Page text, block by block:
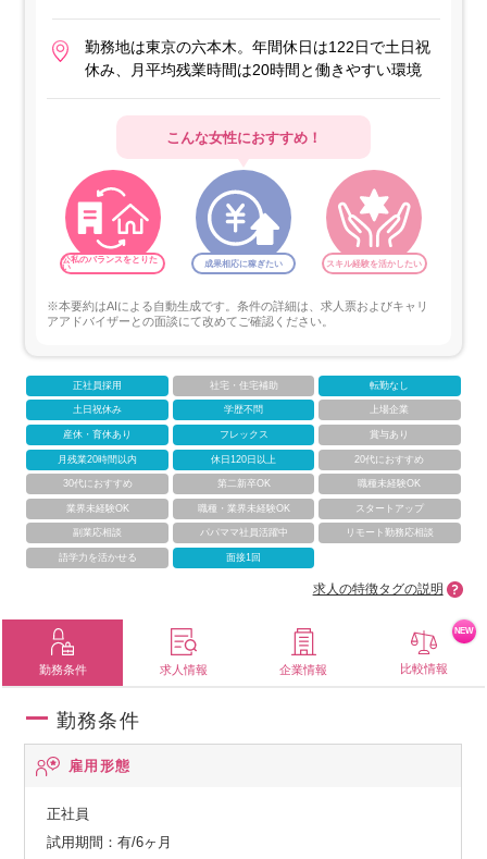
勤務地は東京の六本木。年間休日は122日で土日祝
休み、月平均残業時間は20時間と働きやすい環境
こんな女性におすすめ！
公私のバランスをとりた
い 成果相応に稼ぎたい スキル経験を活かしたい
※本要約はAIによる自動生成です。条件の詳細は、求人票およびキャリ
アアドバイザーとの面談にて改めてご確認ください。
正社員採用 社宅・住宅補助 転勤なし
土日祝休み 学歴不問 上場企業
産休・育休あり フレックス 賞与あり
月残業20時間以内 休日120日以上 20代におすすめ
30代におすすめ 第二新卒OK 職種未経験OK
業界未経験OK 職種・業界未経験OK スタートアップ
副業応相談 パパママ社員活躍中 リモート勤務応相談
語学力を活かせる 面接1回
求人の特徴タグの説明
勤務条件 求人情報 企業情報 比較情報
NEW
勤務条件
雇用形態
正社員
試用期間：有/6ヶ月